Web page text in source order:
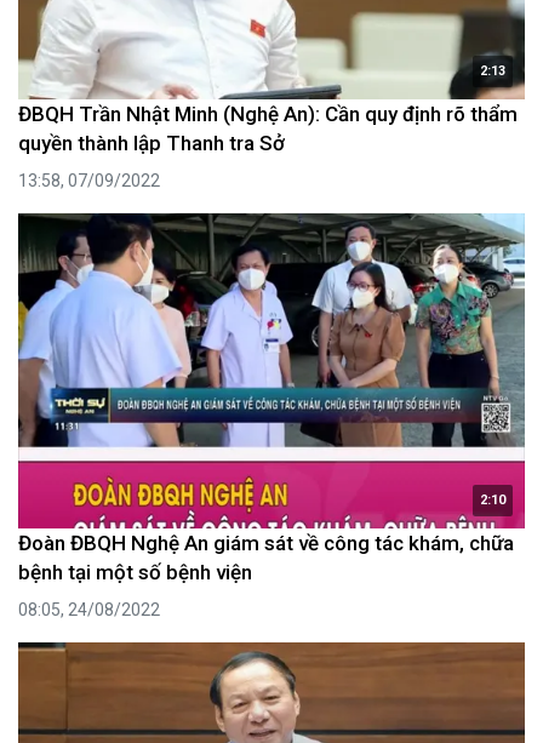
2:13
ĐBQH Trần Nhật Minh (Nghệ An): Cần quy định rõ thẩm
quyền thành lập Thanh tra Sở
13:58, 07/09/2022
2:10
Đoàn ĐBQH Nghệ An giám sát về công tác khám, chữa
bệnh tại một số bệnh viện
08:05, 24/08/2022